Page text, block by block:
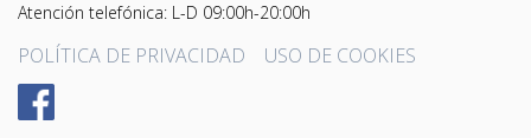
Atención telefónica: L-D 09:00h-20:00h
POLÍTICA DE PRIVACIDAD USO DE COOKIES